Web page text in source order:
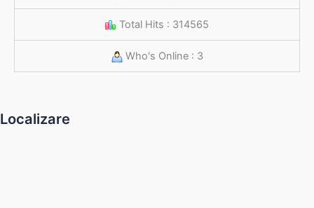
Total Hits : 314565
Who's Online : 3
Localizare